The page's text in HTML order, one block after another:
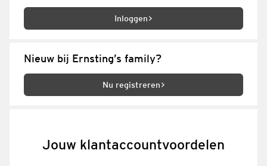
Inloggen
Nieuw bij Ernsting’s family?
Nu registreren
Jouw klantaccountvoordelen